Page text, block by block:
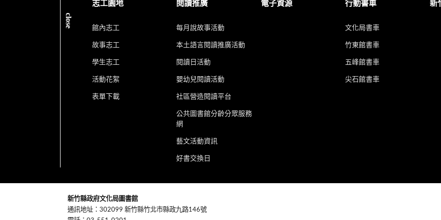
close
志工園地
館內志工
故事志工
學生志工
活動花絮
表單下載
閱讀推廣
每月說故事活動
本土語言閱讀推廣活動
閱讀日活動
嬰幼兒閱讀活動
社區營造閱讀平台
公共圖書館分齡分眾服務
網
藝文活動資訊
好書交換日
電子資源 行動書車
文化局書車
竹東館書車
五峰館書車
尖石館書車
新
新竹縣政府文化局圖書館
通訊地址：302099 新竹縣竹北市縣政九路146號